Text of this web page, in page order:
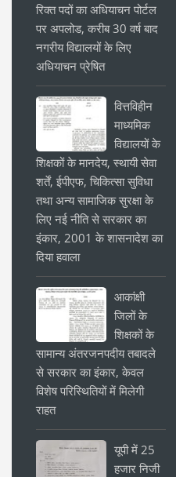
रिक्त पदों का अधियाचन पोर्टल
पर अपलोड, करीब 30 वर्ष बाद
नगरीय विद्यालयों के लिए
अधियाचन प्रेषित
वित्तविहीन
माध्यमिक
विद्यालयों के
शिक्षकों के मानदेय, स्थायी सेवा
शर्तें, ईपीएफ, चिकित्सा सुविधा
तथा अन्य सामाजिक सुरक्षा के
लिए नई नीति से सरकार का
इंकार, 2001 के शासनादेश का
दिया हवाला
आकांक्षी
जिलों के
शिक्षकों के
सामान्य अंतरजनपदीय तबादले
से सरकार का इंकार, केवल
विशेष परिस्थितियों में मिलेगी
राहत
यूपी में 25
हजार निजी